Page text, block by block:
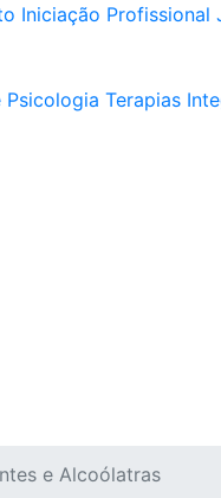
Iniciação Profissional
Psicologia Terapias
e Alcoólatras